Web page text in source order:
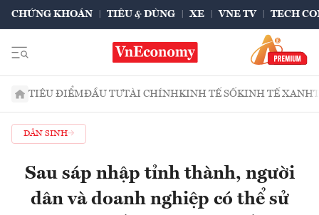
CHỨNG KHOÁN TIÊU & DÙNG XE VNE TV TECH
TIÊU ĐIỂMĐẦU TƯTÀI CHÍNHKINH TẾ SỐKINH TẾ XANH
DÂN SINH
Sau sáp nhập tỉnh thành, người
dân và doanh nghiệp có thể sử